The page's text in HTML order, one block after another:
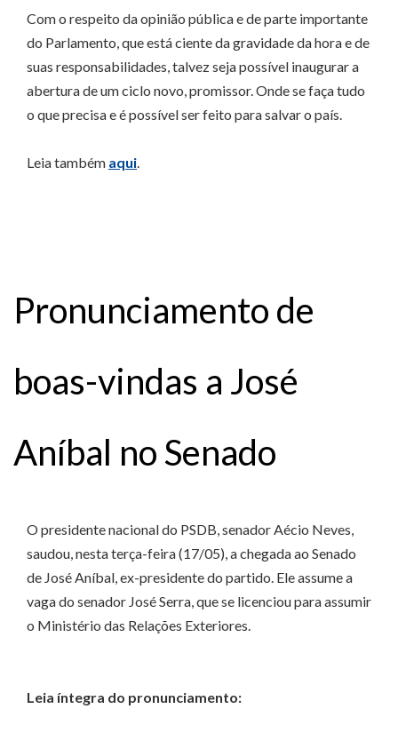
Com o respeito da opinião pública e de parte importante
do Parlamento, que está ciente da gravidade da hora e de
suas responsabilidades, talvez seja possível inaugurar a
abertura de um ciclo novo, promissor. Onde se faça tudo
o que precisa e é possível ser feito para salvar o país.
Leia também aqui.
Pronunciamento de
boas-vindas a José
Aníbal no Senado
O presidente nacional do PSDB, senador Aécio Neves,
saudou, nesta terça-feira (17/05), a chegada ao Senado
de José Aníbal, ex-presidente do partido. Ele assume a
vaga do senador José Serra, que se licenciou para assumir
o Ministério das Relações Exteriores.
Leia íntegra do pronunciamento: